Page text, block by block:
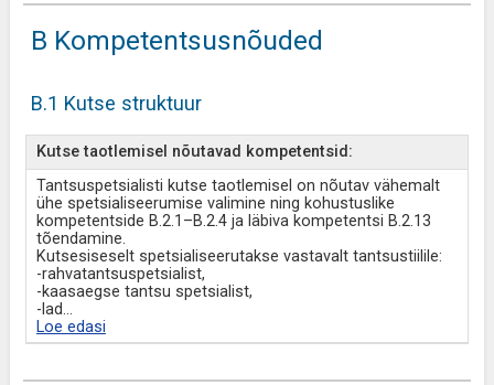
B Kompetentsusnõuded
B.1 Kutse struktuur
Kutse taotlemisel nõutavad kompetentsid:
Tantsuspetsialisti kutse taotlemisel on nõutav vähemalt
ühe spetsialiseerumise valimine ning kohustuslike
kompetentside B.2.1–B.2.4 ja läbiva kompetentsi B.2.13
tõendamine.
Kutsesiseselt spetsialiseerutakse vastavalt tantsustiilile:
-rahvatantsuspetsialist,
-kaasaegse tantsu spetsialist,
-lad...
Loe edasi